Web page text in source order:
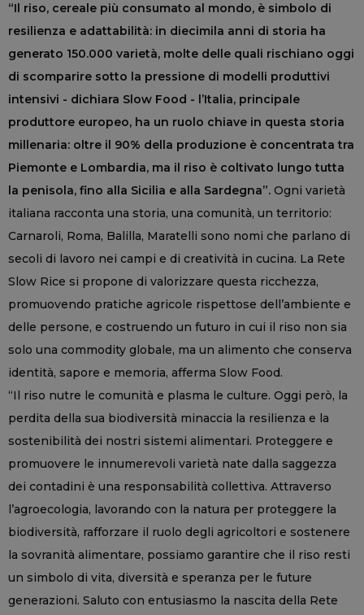
“Il riso, cereale più consumato al mondo, è simbolo di
resilienza e adattabilità: in diecimila anni di storia ha
generato 150.000 varietà, molte delle quali rischiano oggi
di scomparire sotto la pressione di modelli produttivi
intensivi - dichiara Slow Food - l’Italia, principale
produttore europeo, ha un ruolo chiave in questa storia
millenaria: oltre il 90% della produzione è concentrata tra
Piemonte e Lombardia, ma il riso è coltivato lungo tutta
la penisola, fino alla Sicilia e alla Sardegna”. Ogni varietà
italiana racconta una storia, una comunità, un territorio:
Carnaroli, Roma, Balilla, Maratelli sono nomi che parlano di
secoli di lavoro nei campi e di creatività in cucina. La Rete
Slow Rice si propone di valorizzare questa ricchezza,
promuovendo pratiche agricole rispettose dell’ambiente e
delle persone, e costruendo un futuro in cui il riso non sia
solo una commodity globale, ma un alimento che conserva
identità, sapore e memoria, afferma Slow Food.
“Il riso nutre le comunità e plasma le culture. Oggi però, la
perdita della sua biodiversità minaccia la resilienza e la
sostenibilità dei nostri sistemi alimentari. Proteggere e
promuovere le innumerevoli varietà nate dalla saggezza
dei contadini è una responsabilità collettiva. Attraverso
l’agroecologia, lavorando con la natura per proteggere la
biodiversità, rafforzare il ruolo degli agricoltori e sostenere
la sovranità alimentare, possiamo garantire che il riso resti
un simbolo di vita, diversità e speranza per le future
generazioni. Saluto con entusiasmo la nascita della Rete